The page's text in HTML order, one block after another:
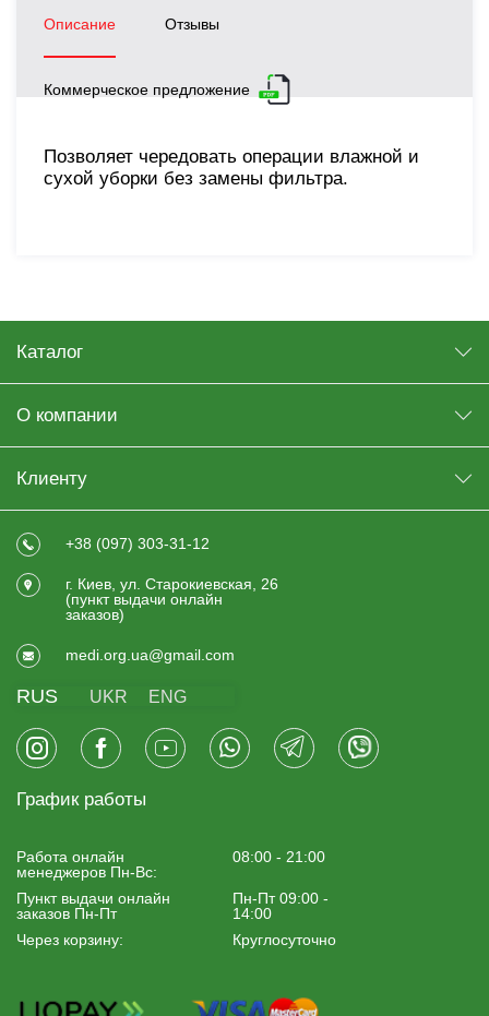
Описание Отзывы
Коммерческое предложение
Позволяет чередовать операции влажной и
сухой уборки без замены фильтра.
Каталог
О компании
Клиенту
+38 (097) 303-31-12
г. Киев, ул. Старокиевская, 26
(пункт выдачи онлайн
заказов)
medi.org.ua@gmail.com
RUS UKR ENG
График работы
Работа онлайн
менеджеров Пн-Вс:
08:00 - 21:00
Пункт выдачи онлайн
заказов Пн-Пт
Пн-Пт 09:00 -
14:00
Через корзину:
Круглосуточно